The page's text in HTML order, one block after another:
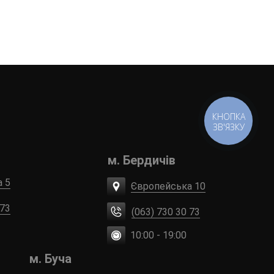
5
м. Бердичів
Європейська 10
10:00 - 19:00
(063) 730 30 73
м. Буча
КНОПКА
ЗВ'ЯЗКУ